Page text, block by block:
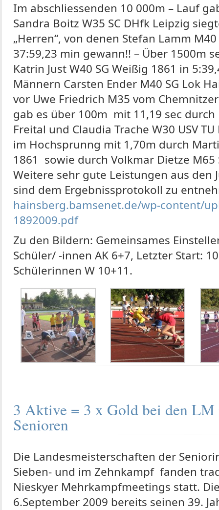
Im abschliessenden 10 000m – Lauf
Sandra Boitz W35 SC DHfk Leipzig
„Herren“, von denen Stefan Lamm
37:59,23 min gewann!! – Über 1500m
Katrin Just W40 SG Weißig 1861 in
Männern Carsten Ender M40 SG Lok
vor Uwe Friedrich M35 vom
gab es über 100m mit 11,19 sec durch
Freital und Claudia Trache W30 USV
im Hochsprunng mit 1,70m durch
1861 sowie durch Volkmar Dietze
Weitere sehr gute Leistungen aus den
sind dem Ergebnissprotokoll zu
hainsberg.bamsenet.de/wp-content/
1892009.pdf
Zu den Bildern: Gemeinsames
Schüler/ -innen AK 6+7, Letzter Start:
Schülerinnen W 10+11.
3 Aktive = 3 x Gold bei den
Senioren
Die Landesmeisterschaften der
Sieben- und im Zehnkampf fanden
Nieskyer Mehrkampfmeetings statt.
6.September 2009 bereits seinen 39.